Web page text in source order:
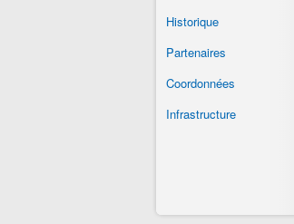
Historique
Partenaires
Coordonnées
Infrastructure